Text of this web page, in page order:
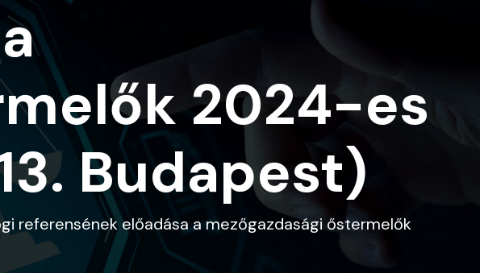
2024-es
Budapest)
referensének előadása a mezőgazdasági őstermelők